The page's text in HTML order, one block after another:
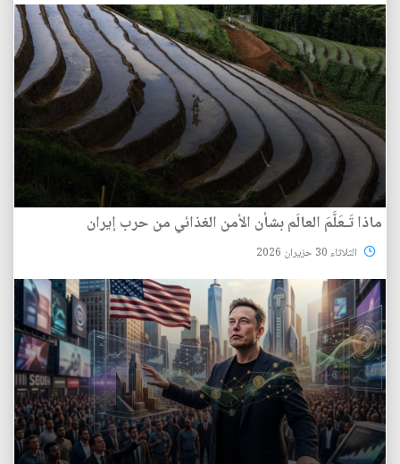
ماذا تَـعَلَّمَ العالَم بشأن الأمن الغذائي من حرب إيران
الثلاثاء 30 حزيران 2026